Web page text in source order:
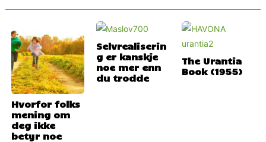
Hvorfor folks
mening om
deg ikke
betyr noe
Selvrealiserin
g er kanskje
noe mer enn
du trodde
The Urantia
Book (1955)